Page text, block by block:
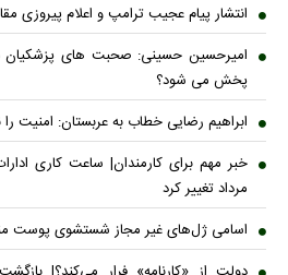
انتشار پیام عجیب ترامپ و اعلام پیروزی
امیرحسین حسینی: صحبت های پزشکیان
پخش می شود؟
ابراهیم رضایی خطاب به عربستان: امنیت
مرداد تغییر کرد
اسامی ژل‌های غیر مجاز شستشوی پوست